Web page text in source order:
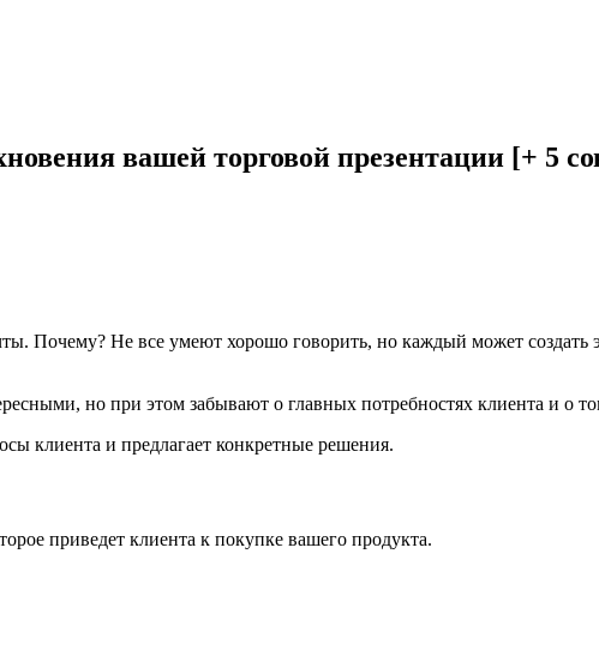
вашей торговой презентации [+ 5
Почему? Не все умеют хорошо говорить, но каждый может
но при этом забывают о главных потребностях клиента и о
клиента и предлагает конкретные решения.
приведет клиента к покупке вашего продукта.